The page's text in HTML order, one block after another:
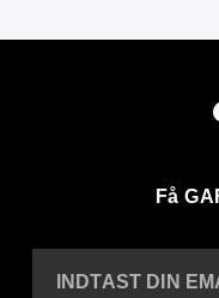
Få
INDTAST DIN